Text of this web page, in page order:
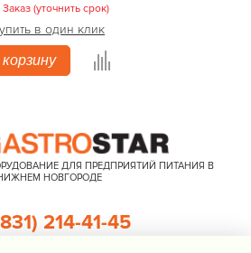
Заказ (уточнить срок)
в один клик
ДЛЯ ПРЕДПРИЯТИЙ ПИТАНИЯ В
НОВГОРОДЕ
214-41-45